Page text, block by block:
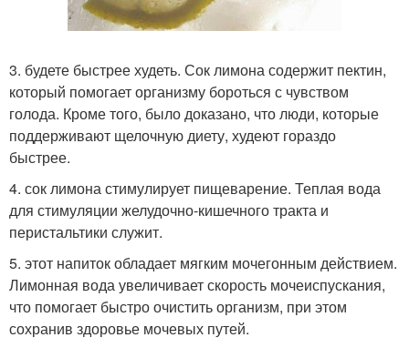
3. будете быстрее худеть. Сок лимона содержит пектин,
который помогает организму бороться с чувством
голода. Кроме того, было доказано, что люди, которые
поддерживают щелочную диету, худеют гораздо
быстрее.
4. сок лимона стимулирует пищеварение. Теплая вода
для стимуляции желудочно-кишечного тракта и
перистальтики служит.
5. этот напиток обладает мягким мочегонным действием.
Лимонная вода увеличивает скорость мочеиспускания,
что помогает быстро очистить организм, при этом
сохранив здоровье мочевых путей.